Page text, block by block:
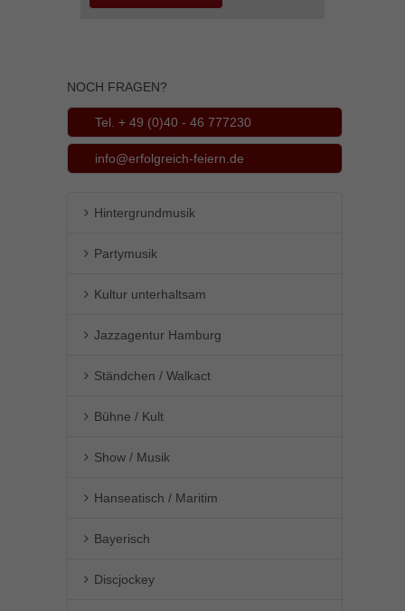
NOCH FRAGEN?
Tel. + 49 (0)40 - 46 777230
info@erfolgreich-feiern.de
Hintergrundmusik
Partymusik
Kultur unterhaltsam
Jazzagentur Hamburg
Ständchen / Walkact
Bühne / Kult
Show / Musik
Hanseatisch / Maritim
Bayerisch
Discjockey